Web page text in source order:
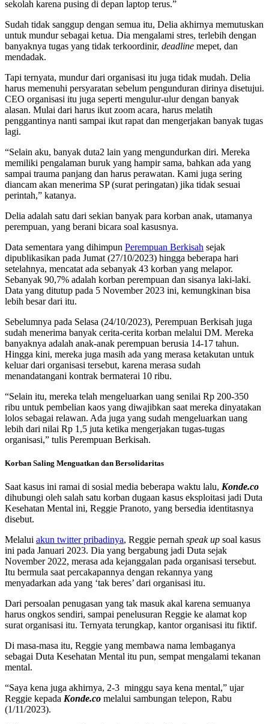
sekolah karena pusing di depan laptop terus.”
Sudah tidak sanggup dengan semua itu, Delia akhirnya memutuskan
untuk mundur sebagai ketua. Dia mengalami stres, terlebih dengan
banyaknya tugas yang tidak terkoordinir, deadline mepet, dan
mendadak.
Tapi ternyata, mundur dari organisasi itu juga tidak mudah. Delia
harus memenuhi persyaratan sebelum pengunduran dirinya disetujui.
CEO organisasi itu juga seperti mengulur-ulur dengan banyak
alasan. Mulai dari harus ikut zoom acara, harus melatih
penggantinya nanti sampai ikut rapat dan mengerjakan banyak tugas
lagi.
“Selain aku, banyak duta2 lain yang mengundurkan diri. Mereka
memiliki pengalaman buruk yang hampir sama, bahkan ada yang
sampai trauma panjang dan harus perawatan. Kami juga sering
diancam akan menerima SP (surat peringatan) jika tidak sesuai
perintah,” katanya.
Delia adalah satu dari sekian banyak para korban anak, utamanya
perempuan, yang berani bicara soal kasusnya.
Data sementara yang dihimpun Perempuan Berkisah sejak
dipublikasikan pada Jumat (27/10/2023) hingga beberapa hari
setelahnya, mencatat ada sebanyak 43 korban yang melapor.
Sebanyak 90,7% adalah korban perempuan dan sisanya laki-laki.
Data yang ditutup pada 5 November 2023 ini, kemungkinan bisa
lebih besar dari itu.
Sebelumnya pada Selasa (24/10/2023), Perempuan Berkisah juga
sudah menerima banyak cerita-cerita korban melalui DM. Mereka
banyaknya adalah anak-anak perempuan berusia 14-17 tahun.
Hingga kini, mereka juga masih ada yang merasa ketakutan untuk
keluar dari organisasi tersebut, karena merasa sudah
menandatangani kontrak bermaterai 10 ribu.
“Selain itu, mereka telah mengeluarkan uang senilai Rp 200-350
ribu untuk pembelian kaos yang diwajibkan saat mereka dinyatakan
lolos sebagai relawan. Ada juga yang sudah mengeluarkan uang
lebih dari nilai Rp 1,5 juta ketika mengerjakan tugas-tugas
organisasi,” tulis Perempuan Berkisah.
Korban Saling Menguatkan dan Bersolidaritas
Saat kasus ini ramai di sosial media beberapa waktu lalu, Konde.co
dihubungi oleh salah satu korban dugaan kasus eksploitasi jadi Duta
Kesehatan Mental ini, Reggie Pranoto, yang bersedia identitasnya
disebut.
Melalui akun twitter pribadinya, Reggie pernah speak up soal kasus
ini pada Januari 2023. Dia yang bergabung jadi Duta sejak
November 2022, merasa ada kejanggalan pada organisasi tersebut.
Itu bermula saat percakapannya dengan rekannya yang
menyadarkan ada yang ‘tak beres’ dari organisasi itu.
Dari persoalan penugasan yang tak masuk akal karena semuanya
harus ongkos sendiri, sampai penelusuran Reggie ke alamat kop
surat organisasi itu. Ternyata terungkap, kantor organisasi itu fiktif.
Di masa-masa itu, Reggie yang membawa nama lembaganya
sebagai Duta Kesehatan Mental itu pun, sempat mengalami tekanan
mental.
“Saya kena juga akhirnya, 2-3 minggu saya kena mental,” ujar
Reggie kepada Konde.co melalui sambungan telepon, Rabu
(1/11/2023).